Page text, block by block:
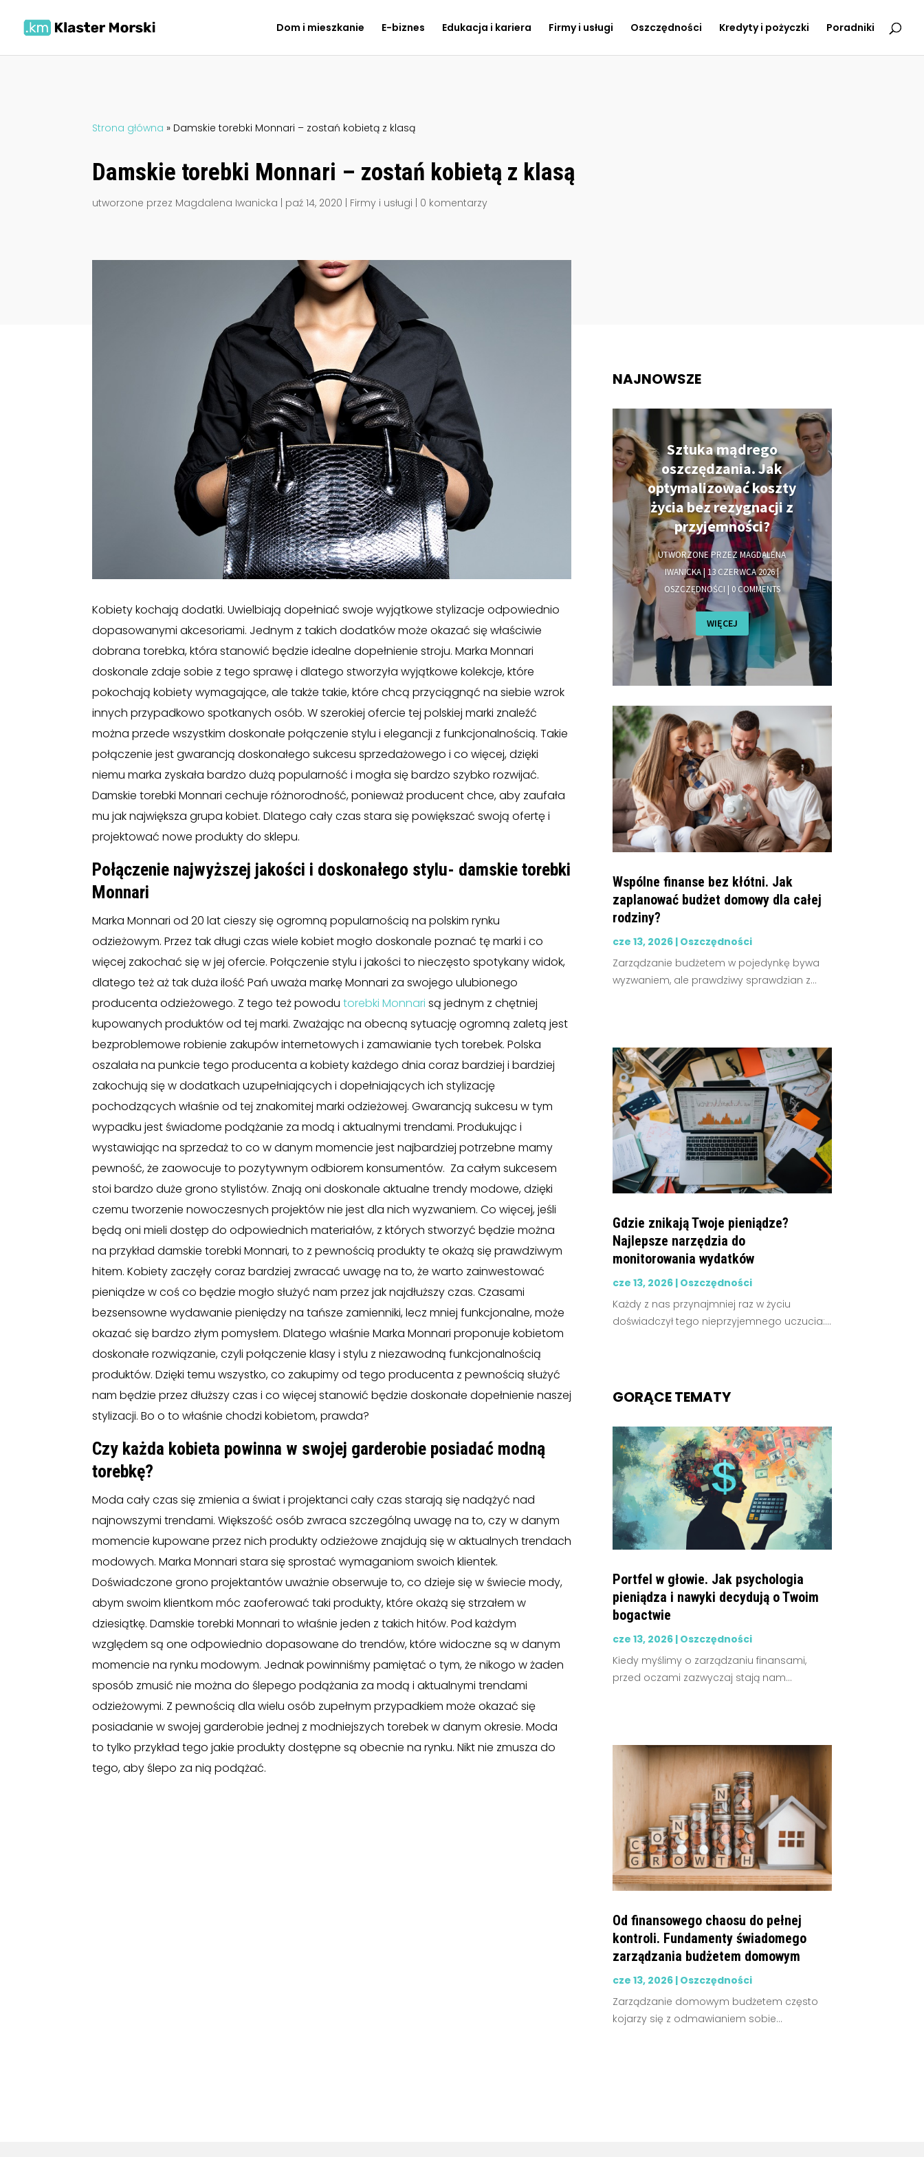
Dom i mieszkanie E-biznes Edukacja i kariera Firmy i usługi Oszczędności Kredyty i pożyczki Poradniki
Strona główna » Damskie torebki Monnari – zostań kobietą z klasą
Damskie torebki Monnari – zostań kobietą z klasą
utworzone przez Magdalena Iwanicka paź 14, 2020 Firmy i usługi 0 komentarzy
Kobiety kochają dodatki. Uwielbiają dopełniać swoje wyjątkowe stylizacje odpowiednio
dopasowanymi akcesoriami. Jednym z takich dodatków może okazać się właściwie
dobrana torebka, która stanowić będzie idealne dopełnienie stroju. Marka Monnari
doskonale zdaje sobie z tego sprawę i dlatego stworzyła wyjątkowe kolekcje, które
pokochają kobiety wymagające, ale także takie, które chcą przyciągnąć na siebie wzrok
innych przypadkowo spotkanych osób. W szerokiej ofercie tej polskiej marki znaleźć
można przede wszystkim doskonałe połączenie stylu i elegancji z funkcjonalnością. Takie
połączenie jest gwarancją doskonałego sukcesu sprzedażowego i co więcej, dzięki
niemu marka zyskała bardzo dużą popularność i mogła się bardzo szybko rozwijać.
Damskie torebki Monnari cechuje różnorodność, ponieważ producent chce, aby zaufała
mu jak największa grupa kobiet. Dlatego cały czas stara się powiększać swoją ofertę i
projektować nowe produkty do sklepu.
Połączenie najwyższej jakości i doskonałego stylu- damskie torebki
Monnari
Marka Monnari od 20 lat cieszy się ogromną popularnością na polskim rynku
odzieżowym. Przez tak długi czas wiele kobiet mogło doskonale poznać tę marki i co
więcej zakochać się w jej ofercie. Połączenie stylu i jakości to nieczęsto spotykany widok,
dlatego też aż tak duża ilość Pań uważa markę Monnari za swojego ulubionego
producenta odzieżowego. Z tego też powodutorebki Monnari są jednym z chętniej
kupowanych produktów od tej marki. Zważając na obecną sytuację ogromną zaletą jest
bezproblemowe robienie zakupów internetowych i zamawianie tych torebek. Polska
oszalała na punkcie tego producenta a kobiety każdego dnia coraz bardziej i bardziej
zakochują się w dodatkach uzupełniających i dopełniających ich stylizację
pochodzących właśnie od tej znakomitej marki odzieżowej. Gwarancją sukcesu w tym
wypadku jest świadome podążanie za modą i aktualnymi trendami. Produkując i
wystawiając na sprzedaż to co w danym momencie jest najbardziej potrzebne mamy
pewność, że zaowocuje to pozytywnym odbiorem konsumentów. Za całym sukcesem
stoi bardzo duże grono stylistów. Znają oni doskonale aktualne trendy modowe, dzięki
czemu tworzenie nowoczesnych projektów nie jest dla nich wyzwaniem. Co więcej, jeśli
będą oni mieli dostęp do odpowiednich materiałów, z których stworzyć będzie można
na przykład damskie torebki Monnari, to z pewnością produkty te okażą się prawdziwym
hitem. Kobiety zaczęły coraz bardziej zwracać uwagę na to, że warto zainwestować
pieniądze w coś co będzie mogło służyć nam przez jak najdłuższy czas. Czasami
bezsensowne wydawanie pieniędzy na tańsze zamienniki, lecz mniej funkcjonalne, może
okazać się bardzo złym pomysłem. Dlatego właśnie Marka Monnari proponuje kobietom
doskonałe rozwiązanie, czyli połączenie klasy i stylu z niezawodną funkcjonalnością
produktów. Dzięki temu wszystko, co zakupimy od tego producenta z pewnością służyć
nam będzie przez dłuższy czas i co więcej stanowić będzie doskonałe dopełnienie naszej
stylizacji. Bo o to właśnie chodzi kobietom, prawda?
Czy każda kobieta powinna w swojej garderobie posiadać modną
torebkę?
Moda cały czas się zmienia a świat i projektanci cały czas starają się nadążyć nad
najnowszymi trendami. Większość osób zwraca szczególną uwagę na to, czy w danym
momencie kupowane przez nich produkty odzieżowe znajdują się w aktualnych trendach
modowych. Marka Monnari stara się sprostać wymaganiom swoich klientek.
Doświadczone grono projektantów uważnie obserwuje to, co dzieje się w świecie mody,
abym swoim klientkom móc zaoferować taki produkty, które okażą się strzałem w
dziesiątkę. Damskie torebki Monnari to właśnie jeden z takich hitów. Pod każdym
względem są one odpowiednio dopasowane do trendów, które widoczne są w danym
momencie na rynku modowym. Jednak powinniśmy pamiętać o tym, że nikogo w żaden
sposób zmusić nie można do ślepego podążania za modą i aktualnymi trendami
odzieżowymi. Z pewnością dla wielu osób zupełnym przypadkiem może okazać się
posiadanie w swojej garderobie jednej z modniejszych torebek w danym okresie. Moda
to tylko przykład tego jakie produkty dostępne są obecnie na rynku. Nikt nie zmusza do
tego, aby ślepo za nią podążać.
NAJNOWSZE
Sztuka mądrego
oszczędzania. Jak
optymalizować koszty
życia bez rezygnacji z
przyjemności?
UTWORZONE PRZEZMAGDALENA
IWANICKA|13 CZERWCA 2026|
OSZCZĘDNOŚCI | 0 COMMENTS
WIĘCEJ
Wspólne finanse bez kłótni. Jak
zaplanować budżet domowy dla całej
rodziny?
cze 13, 2026| Oszczędności
Zarządzanie budżetem w pojedynkę bywa
wyzwaniem, ale prawdziwy sprawdzian z...
Gdzie znikają Twoje pieniądze?
Najlepsze narzędzia do
monitorowania wydatków
cze 13, 2026| Oszczędności
Każdy z nas przynajmniej raz w życiu
doświadczył tego nieprzyjemnego uczucia:...
GORĄCE TEMATY
Portfel w głowie. Jak psychologia
pieniądza i nawyki decydują o Twoim
bogactwie
cze 13, 2026| Oszczędności
Kiedy myślimy o zarządzaniu finansami,
przed oczami zazwyczaj stają nam...
Od finansowego chaosu do pełnej
kontroli. Fundamenty świadomego
zarządzania budżetem domowym
cze 13, 2026| Oszczędności
Zarządzanie domowym budżetem często
kojarzy się z odmawianiem sobie...